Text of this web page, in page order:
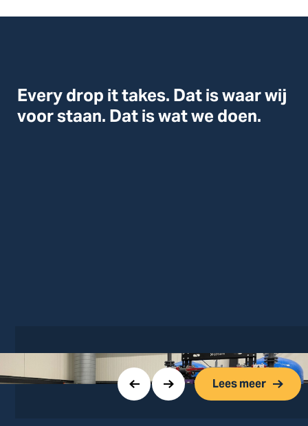
Every drop it takes. Dat is waar wij
voor staan. Dat is wat we doen.
Lees meer